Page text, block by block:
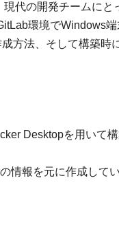
代の開発チームにと
環境でWindows
方法、そして構築時
Desktopを用いて
情報を元に作成してい